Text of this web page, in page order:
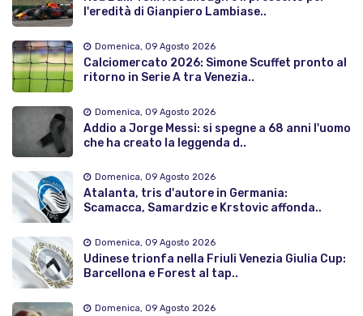
l'eredità di Gianpiero Lambiase..
Domenica, 09 Agosto 2026
Calciomercato 2026: Simone Scuffet pronto al
ritorno in Serie A tra Venezia..
Domenica, 09 Agosto 2026
Addio a Jorge Messi: si spegne a 68 anni l'uomo
che ha creato la leggenda d..
Domenica, 09 Agosto 2026
Atalanta, tris d'autore in Germania:
Scamacca, Samardzic e Krstovic affonda..
Domenica, 09 Agosto 2026
Udinese trionfa nella Friuli Venezia Giulia Cup:
Barcellona e Forest al tap..
Domenica, 09 Agosto 2026